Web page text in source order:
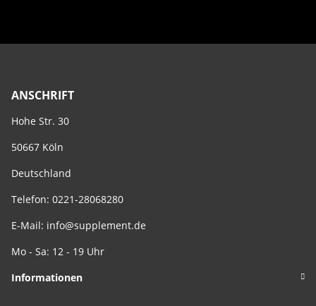
ANSCHRIFT
Hohe Str. 30
50667 Köln
Deutschland
Telefon: 0221-28068280
E-Mail: info@supplement.de
Mo - Sa: 12 - 19 Uhr
Informationen